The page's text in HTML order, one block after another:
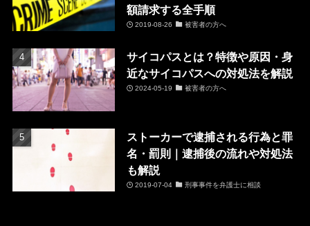
額請求する全手順
2019-08-26 被害者の方へ
サイコパスとは？特徴や原因・身
近なサイコパスへの対処法を解説
2024-05-19 被害者の方へ
ストーカーで逮捕される行為と罪
名・罰則｜逮捕後の流れや対処法
も解説
2019-07-04 刑事事件を弁護士に相談